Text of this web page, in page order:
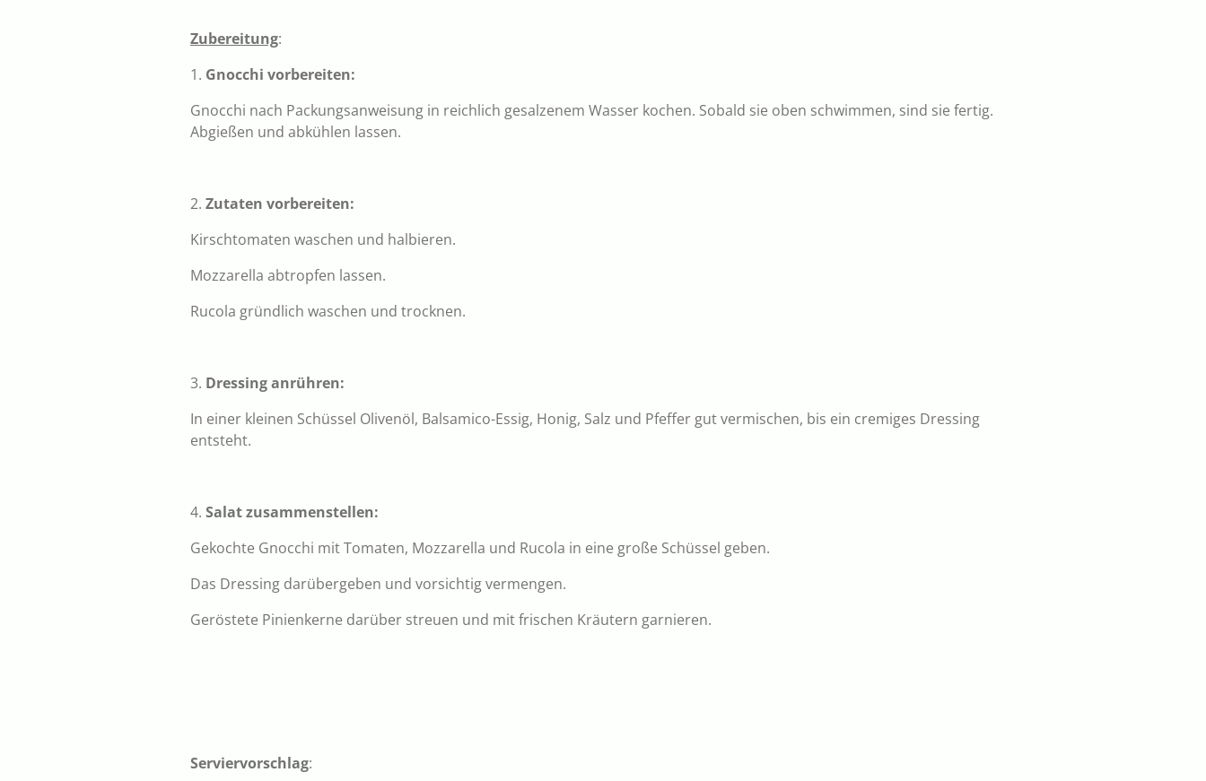
Zubereitung:
1. Gnocchi vorbereiten:
Gnocchi nach Packungsanweisung in reichlich gesalzenem Wasser kochen. Sobald sie oben schwimmen, sind sie fertig.
Abgießen und abkühlen lassen.
2. Zutaten vorbereiten:
Kirschtomaten waschen und halbieren.
Mozzarella abtropfen lassen.
Rucola gründlich waschen und trocknen.
3. Dressing anrühren:
In einer kleinen Schüssel Olivenöl, Balsamico-Essig, Honig, Salz und Pfeffer gut vermischen, bis ein cremiges Dressing
entsteht.
4. Salat zusammenstellen:
Gekochte Gnocchi mit Tomaten, Mozzarella und Rucola in eine große Schüssel geben.
Das Dressing darübergeben und vorsichtig vermengen.
Geröstete Pinienkerne darüber streuen und mit frischen Kräutern garnieren.
Serviervorschlag: